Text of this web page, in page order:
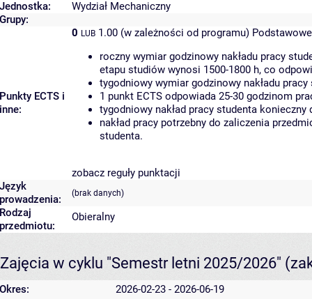
Jednostka:
Wydział Mechaniczny
Grupy:
Punkty ECTS i
inne:
0 LUB 1.00 (w zależności od programu)
roczny wymiar godzinowy nakładu pracy
etapu studiów wynosi 1500-1800 h, co
tygodniowy wymiar godzinowy nakładu
1 punkt ECTS odpowiada 25-30 godzinom
tygodniowy nakład pracy studenta
nakład pracy potrzebny do zaliczenia
studenta.
zobacz reguły punktacji
Język
prowadzenia:
(brak danych)
Rodzaj
przedmiotu:
Obieralny
Zajęcia w cyklu "Semestr letni 2025/2026"
Okres:
2026-02-23 - 2026-06-19